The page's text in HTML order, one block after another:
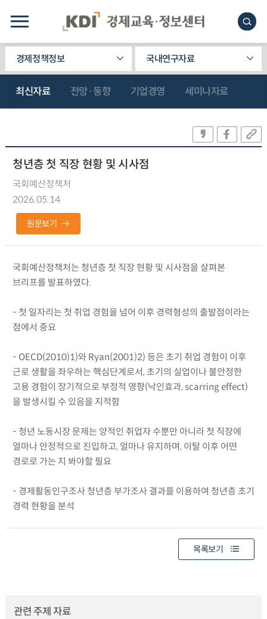
경제정책정보 국내연구자료
최신자료 전망·동향 기업경영 세미나자료
청년층 첫 직장 현황 및 시사점
국회예산정책처
2026.05.14
원문보기
국회예산정책처는 청년층 첫 직장 현황 및 시사점을 살펴본
브리프를 발표하였다.
- 첫 일자리는 첫 취업 경험을 넘어 이후 경력형성의 출발점이라는
점에서 중요
- OECD(2010)1)와 Ryan(2001)2) 등은 초기 취업 경험이 이후
근로 생활을 좌우하는 핵심단계로서, 초기의 실업이나 불안정한
고용 경험이 장기적으로 부정적 영향(낙인효과, scarring effect)
을 발생시킬 수 있음을 지적함
- 청년 노동시장 문제는 양적인 취업자 수뿐만 아니라 첫 직장에
얼마나 안정적으로 진입하고, 얼마나 유지하며, 이탈 이후 어떤
경로로 가는 지 봐야할 필요
- 경제활동인구조사 청년층 부가조사 결과를 이용하여 청년층 초기
경력 현황을 분석
목록보기
관련 주제 자료